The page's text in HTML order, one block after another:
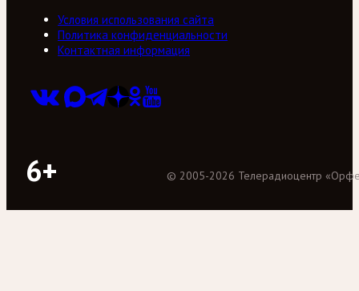
Условия использования сайта
Политика конфиденциальности
Контактная информация
6+ © 2005-2026 Телерадиоцентр